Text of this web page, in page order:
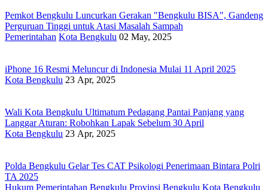
Pemkot Bengkulu Luncurkan Gerakan "Bengkulu BISA", Gandeng
Perguruan Tinggi untuk Atasi Masalah Sampah
Pemerintahan Kota Bengkulu 02 May, 2025
iPhone 16 Resmi Meluncur di Indonesia Mulai 11 April 2025
Kota Bengkulu 23 Apr, 2025
Wali Kota Bengkulu Ultimatum Pedagang Pantai Panjang yang
Langgar Aturan: Robohkan Lapak Sebelum 30 April
Kota Bengkulu 23 Apr, 2025
Polda Bengkulu Gelar Tes CAT Psikologi Penerimaan Bintara Polri
TA 2025
Hukum Pemerintahan Bengkulu Provinsi Bengkulu Kota Bengkulu